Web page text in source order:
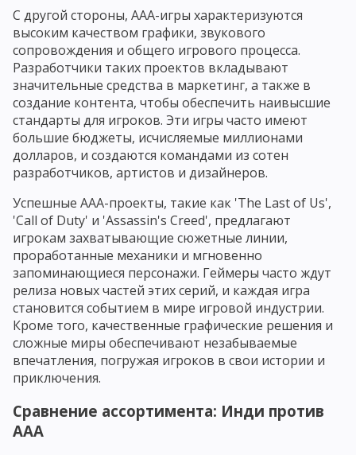
С другой стороны, AAA-игры характеризуются
высоким качеством графики, звукового
сопровождения и общего игрового процесса.
Разработчики таких проектов вкладывают
значительные средства в маркетинг, а также в
создание контента, чтобы обеспечить наивысшие
стандарты для игроков. Эти игры часто имеют
большие бюджеты, исчисляемые миллионами
долларов, и создаются командами из сотен
разработчиков, артистов и дизайнеров.
Успешные AAA-проекты, такие как 'The Last of Us',
'Call of Duty' и 'Assassin's Creed', предлагают
игрокам захватывающие сюжетные линии,
проработанные механики и мгновенно
запоминающиеся персонажи. Геймеры часто ждут
релиза новых частей этих серий, и каждая игра
становится событием в мире игровой индустрии.
Кроме того, качественные графические решения и
сложные миры обеспечивают незабываемые
впечатления, погружая игроков в свои истории и
приключения.
Сравнение ассортимента: Инди против
AAA